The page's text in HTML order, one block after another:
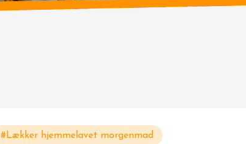
#Lækker hjemmelavet morgenmad